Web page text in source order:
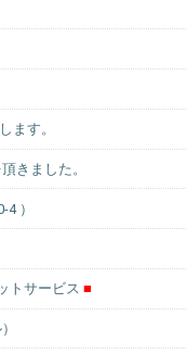
ます。
きました。
）
トサービス